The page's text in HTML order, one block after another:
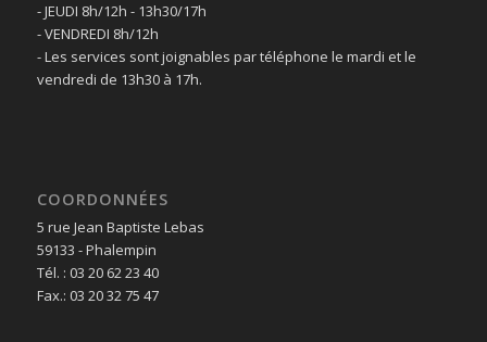
- JEUDI 8h/12h - 13h30/17h
- VENDREDI 8h/12h
- Les services sont joignables par téléphone le mardi et le
vendredi de 13h30 à 17h.
COORDONNÉES
5 rue Jean Baptiste Lebas
59133 - Phalempin
Tél. : 03 20 62 23 40
Fax.: 03 20 32 75 47